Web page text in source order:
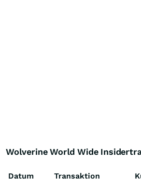
Wolverine World Wide
Datum Transaktion